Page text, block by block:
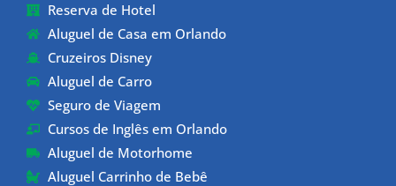
Reserva de Hotel
Aluguel de Casa em Orlando
Cruzeiros Disney
Aluguel de Carro
Seguro de Viagem
Cursos de Inglês em Orlando
Aluguel de Motorhome
Aluguel Carrinho de Bebê